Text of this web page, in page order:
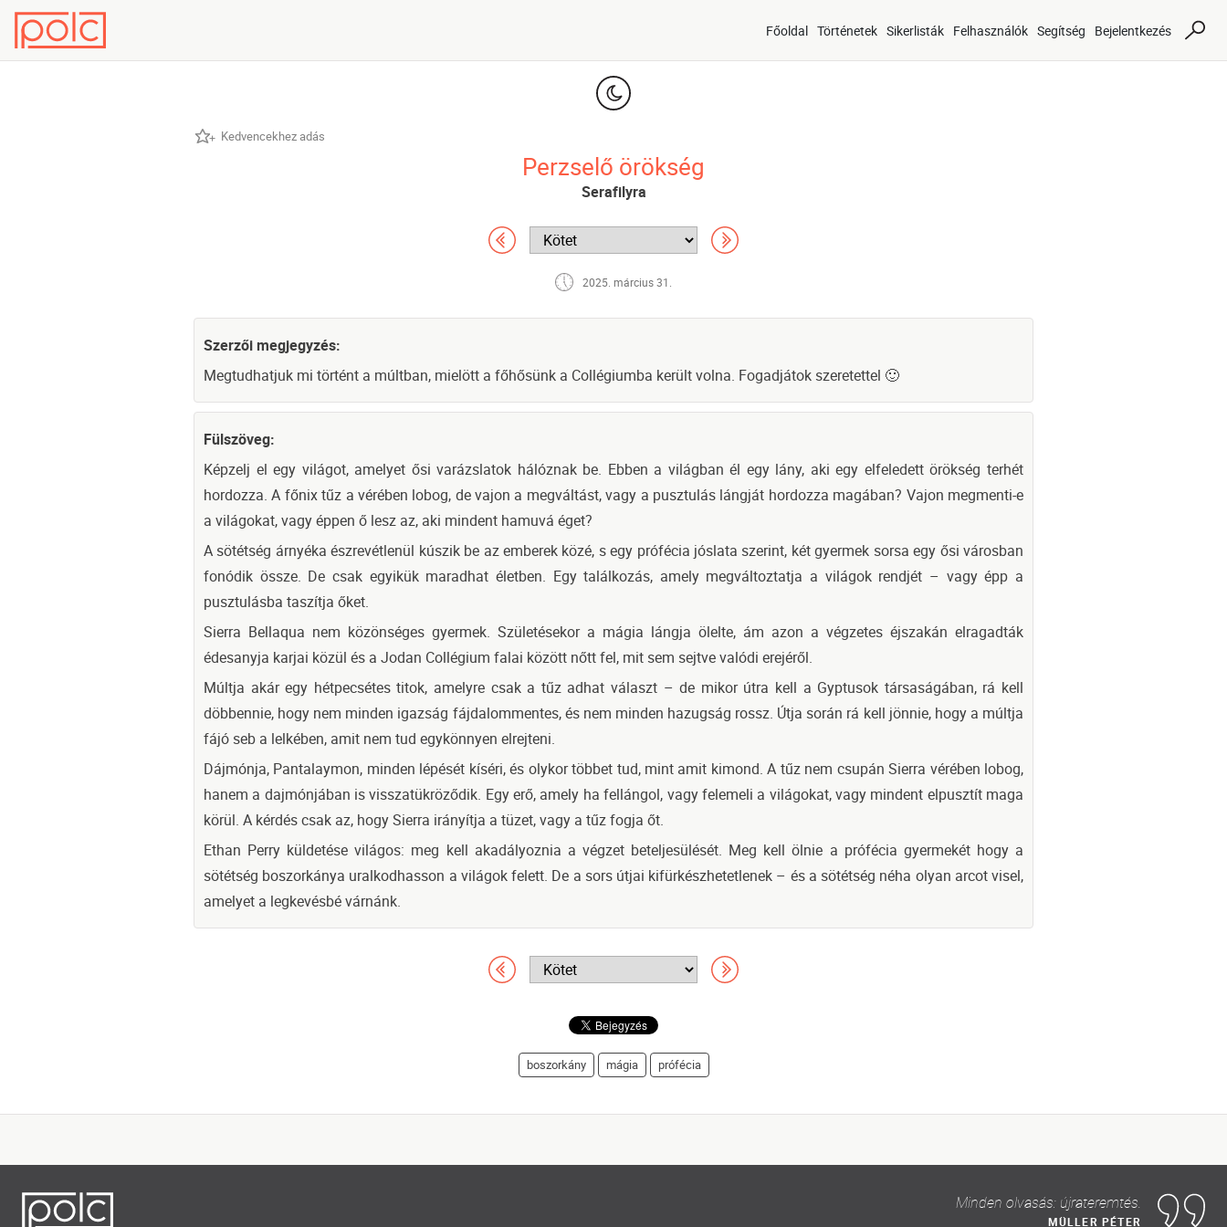
Főoldal Történetek Sikerlisták Felhasználók Segítség Bejelentkezés
Kedvencekhez adás
Perzselő örökség
Serafilyra
2025. március 31.
Szerzői megjegyzés:
Megtudhatjuk mi történt a múltban, mielött a főhősünk a Collégiumba került volna. Fogadjátok szeretettel 🙂
Fülszöveg:
Képzelj el egy világot, amelyet ősi varázslatok hálóznak be. Ebben a világban él egy lány, aki egy elfeledett örökség terhét
hordozza. A főnix tűz a vérében lobog, de vajon a megváltást, vagy a pusztulás lángját hordozza magában? Vajon megmenti-e
a világokat, vagy éppen ő lesz az, aki mindent hamuvá éget?
A sötétség árnyéka észrevétlenül kúszik be az emberek közé, s egy prófécia jóslata szerint, két gyermek sorsa egy ősi városban
fonódik össze. De csak egyikük maradhat életben. Egy találkozás, amely megváltoztatja a világok rendjét – vagy épp a
pusztulásba taszítja őket.
Sierra Bellaqua nem közönséges gyermek. Születésekor a mágia lángja ölelte, ám azon a végzetes éjszakán elragadták
édesanyja karjai közül és a Jodan Collégium falai között nőtt fel, mit sem sejtve valódi erejéről.
Múltja akár egy hétpecsétes titok, amelyre csak a tűz adhat választ – de mikor útra kell a Gyptusok társaságában, rá kell
döbbennie, hogy nem minden igazság fájdalommentes, és nem minden hazugság rossz. Útja során rá kell jönnie, hogy a múltja
fájó seb a lelkében, amit nem tud egykönnyen elrejteni.
Dájmónja, Pantalaymon, minden lépését kíséri, és olykor többet tud, mint amit kimond. A tűz nem csupán Sierra vérében lobog,
hanem a dajmónjában is visszatükröződik. Egy erő, amely ha fellángol, vagy felemeli a világokat, vagy mindent elpusztít maga
körül. A kérdés csak az, hogy Sierra irányítja a tüzet, vagy a tűz fogja őt.
Ethan Perry küldetése világos: meg kell akadályoznia a végzet beteljesülését. Meg kell ölnie a prófécia gyermekét hogy a
sötétség boszorkánya uralkodhasson a világok felett. De a sors útjai kifürkészhetetlenek – és a sötétség néha olyan arcot visel,
amelyet a legkevésbé várnánk.
boszorkány mágia prófécia
Minden olvasás: újrateremtés.
MÜLLER PÉTER